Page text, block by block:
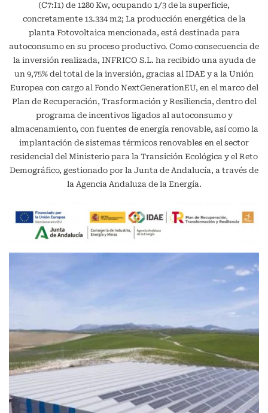
(C7:I1) de 1280 Kw, ocupando 1/3 de la superficie,
concretamente 13.334 m2; La producción energética de la
planta Fotovoltaica mencionada, está destinada para
autoconsumo en su proceso productivo. Como consecuencia de
la inversión realizada, INFRICO S.L. ha recibido una ayuda de
un 9,75% del total de la inversión, gracias al IDAE y a la Unión
Europea con cargo al Fondo NextGenerationEU, en el marco del
Plan de Recuperación, Trasformación y Resiliencia, dentro del
programa de incentivos ligados al autoconsumo y
almacenamiento, con fuentes de energía renovable, así como la
implantación de sistemas térmicos renovables en el sector
residencial del Ministerio para la Transición Ecológica y el Reto
Demográfico, gestionado por la Junta de Andalucía, a través de
la Agencia Andaluza de la Energía.